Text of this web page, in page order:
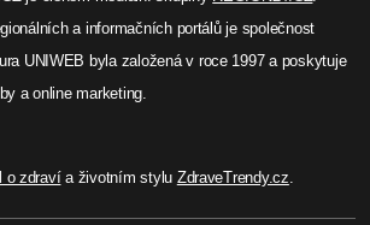
a informačních portálů je společnost
UNIWEB byla založená v roce 1997 a poskytuje
a online marketing.
o zdravía životním stylu ZdraveTrendy.cz.